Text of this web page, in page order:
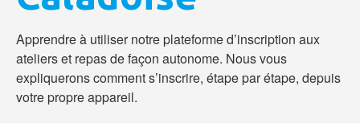
Apprendre à utiliser notre plateforme d’inscription aux
ateliers et repas de façon autonome. Nous vous
expliquerons comment s’inscrire, étape par étape, depuis
votre propre appareil.